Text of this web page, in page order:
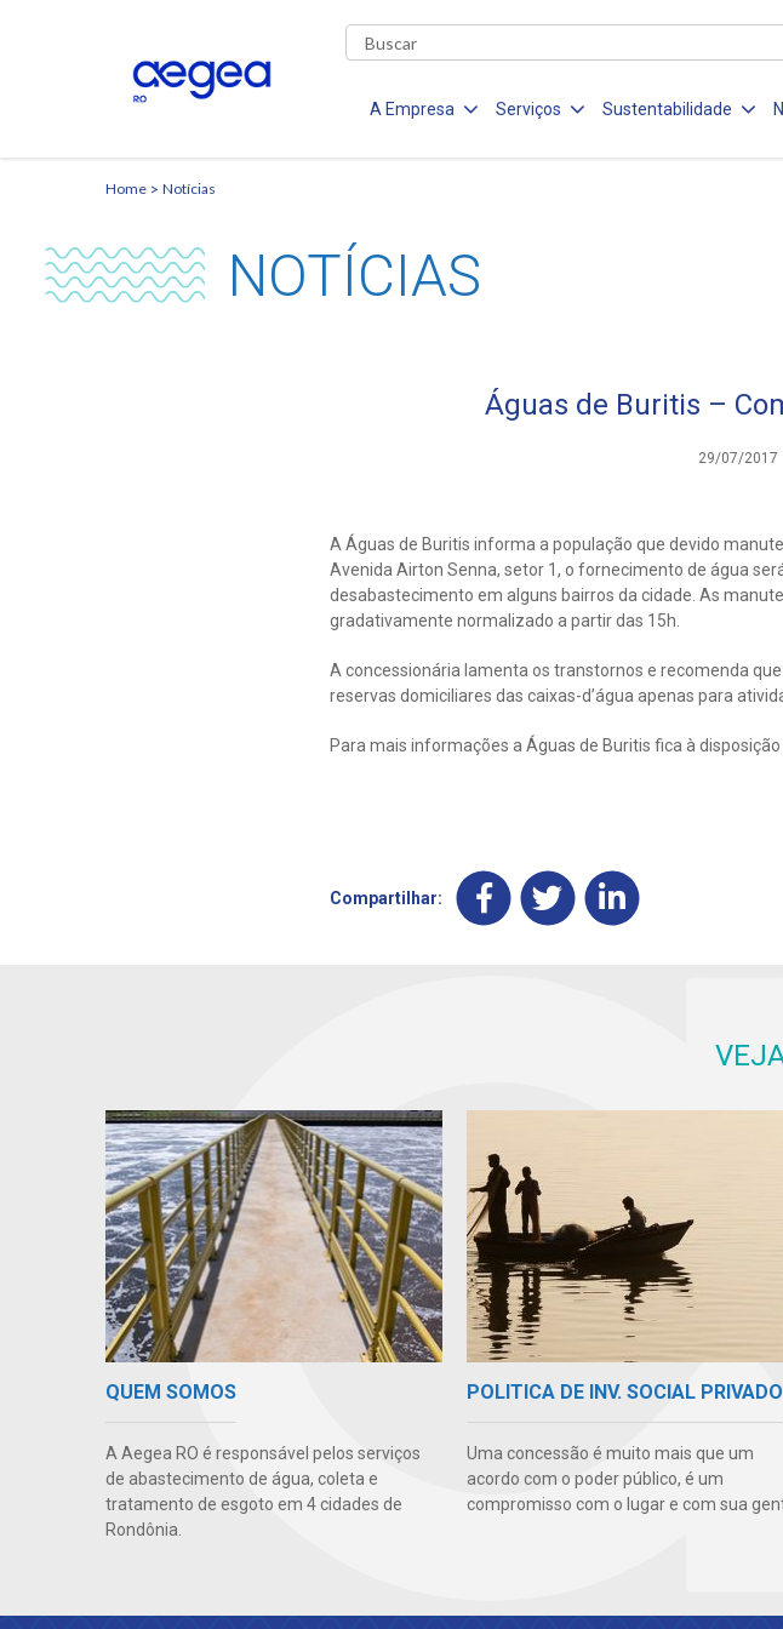
A Empresa Serviços Sustentabilidade
Home Notícias
NOTÍCIAS
Águas de Buritis –
29/07/2017
A Águas de Buritis informa a população que devido
Avenida Airton Senna, setor 1, o fornecimento de água
desabastecimento em alguns bairros da cidade. As
gradativamente normalizado a partir das 15h.
A concessionária lamenta os transtornos e recomenda
reservas domiciliares das caixas-d’água apenas para
Para mais informações a Águas de Buritis fica à
Compartilhar:
QUEM SOMOS
A Aegea RO é responsável pelos serviços
de abastecimento de água, coleta e
tratamento de esgoto em 4 cidades de
Rondônia.
POLITICA DE INV. SOCIAL PRIVADO
Uma concessão é muito mais que um
acordo com o poder público, é um
compromisso com o lugar e com sua